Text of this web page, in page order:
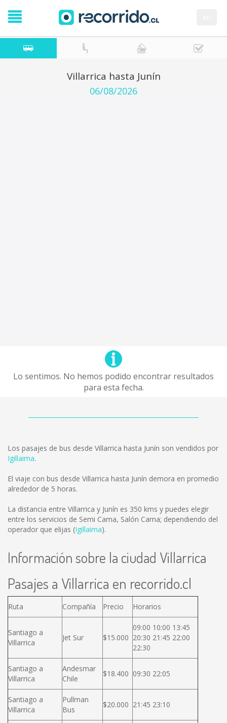
Villarrica hasta Junín
06/08/2026
Lo sentimos. No hemos podido encontrar resultados
para esta fecha.
Los pasajes de bus desde Villarrica hasta Junín son vendidos por
Igillaima.
El viaje con bus desde Villarrica hasta Junín demora en promedio
alrededor de 5 horas.
La distancia entre Villarrica y Junín es 350 kms y puedes elegir
entre los servicios de Semi Cama, Salón Cama; dependiendo del
operador que elijas (Igillaima).
Información sobre la ciudad Villarrica
Pasajes a Villarrica en recorrido.cl
Ruta Compañía Precio Horarios
Santiago a
Villarrica
Jet Sur $15.000
09:00 10:00 13:45
20:30 21:45 22:00
22:30
Santiago a
Villarrica
Andesmar
Chile
$18.400 09:30 22:05
Santiago a
Villarrica
Pullman
Bus
$20.000 21:45 23:10